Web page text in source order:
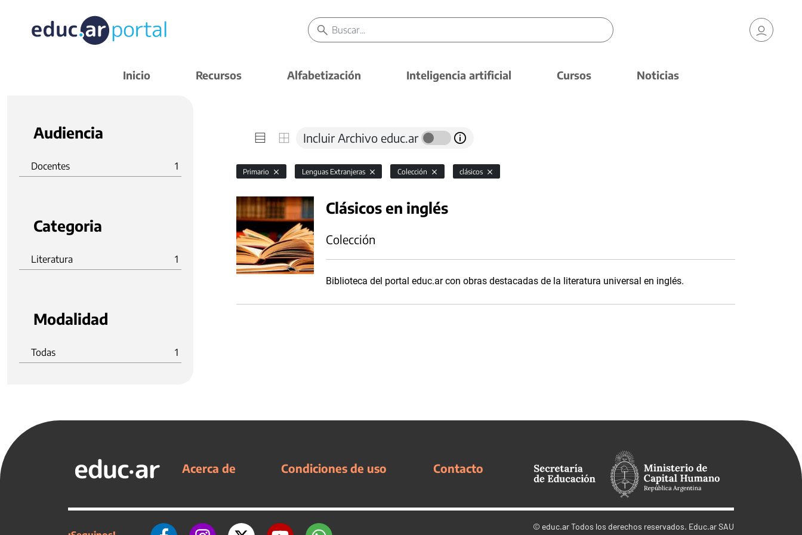
Inicio Recursos Alfabetización Inteligencia artificial Cursos Noticias
Audiencia
Docentes 1
Categoria
Literatura 1
Modalidad
Todas 1
Incluir Archivo educ.ar
Primario Lenguas Extranjeras Colección clásicos
Clásicos en inglés
Colección
Biblioteca del portal educ.ar con obras destacadas de la literatura universal en inglés.
Acerca de Condiciones de uso Contacto
© educ.arTodos los derechos reservados. Educ.ar SAU